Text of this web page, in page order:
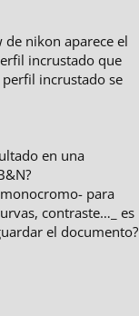
nikon aparece el
incrustado que
incrustado se
en una
para
contraste…_ es
el documento?